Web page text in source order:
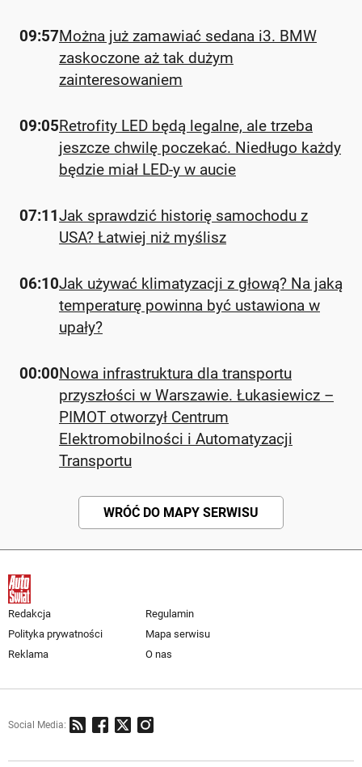
09:57Można już zamawiać sedana i3. BMW
zaskoczone aż tak dużym
zainteresowaniem
09:05Retrofity LED będą legalne, ale trzeba
jeszcze chwilę poczekać. Niedługo każdy
będzie miał LED-y w aucie
07:11Jak sprawdzić historię samochodu z
USA? Łatwiej niż myślisz
06:10Jak używać klimatyzacji z głową? Na jaką
temperaturę powinna być ustawiona w
upały?
00:00Nowa infrastruktura dla transportu
przyszłości w Warszawie. Łukasiewicz –
PIMOT otworzył Centrum
Elektromobilności i Automatyzacji
Transportu
WRÓĆ DO MAPY SERWISU
Redakcja
Regulamin
Polityka prywatności
Mapa serwisu
Reklama
O nas
Social Media: